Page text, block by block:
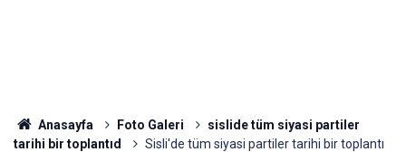
Anasayfa Foto Galeri
sislide tüm siyasi partiler
tarihi bir toplantıd
Sisli'de tüm siyasi partiler tarihi bir toplantı